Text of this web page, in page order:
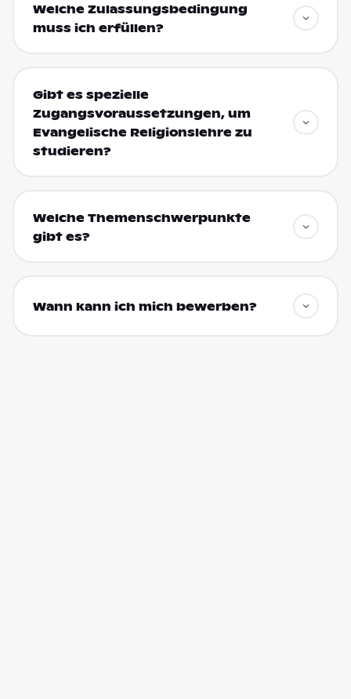
Welche Zulassungsbedingung
muss ich erfüllen?
Gibt es spezielle
Zugangsvoraussetzungen, um
Evangelische Religionslehre zu
studieren?
Welche Themenschwerpunkte
gibt es?
Wann kann ich mich bewerben?